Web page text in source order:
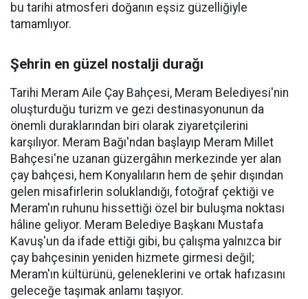
bu tarihi atmosferi doğanın eşsiz güzelliğiyle
tamamlıyor.
Şehrin en güzel nostalji durağı
Tarihi Meram Aile Çay Bahçesi, Meram Belediyesi'nin
oluşturduğu turizm ve gezi destinasyonunun da
önemli duraklarından biri olarak ziyaretçilerini
karşılıyor. Meram Bağı'ndan başlayıp Meram Millet
Bahçesi'ne uzanan güzergâhın merkezinde yer alan
çay bahçesi, hem Konyalıların hem de şehir dışından
gelen misafirlerin soluklandığı, fotoğraf çektiği ve
Meram'ın ruhunu hissettiği özel bir buluşma noktası
hâline geliyor. Meram Belediye Başkanı Mustafa
Kavuş'un da ifade ettiği gibi, bu çalışma yalnızca bir
çay bahçesinin yeniden hizmete girmesi değil;
Meram'ın kültürünü, geleneklerini ve ortak hafızasını
geleceğe taşımak anlamı taşıyor.